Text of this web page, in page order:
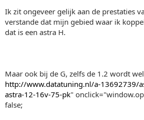
Ik zit ongeveer gelijk aan de prestaties
verstande dat mijn gebied waar ik
dat is een astra H.
Maar ook bij de G, zelfs de 1.2 wordt
http://www.datatuning.nl/a-13692739/
astra-12-16v-75-pk"
false;